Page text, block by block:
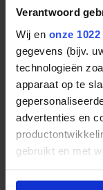
Verantwoord
Wij en onze
gegevens (bijv.
technologieën
apparaat op te
advertenties en
gebruikt en met
Als u het